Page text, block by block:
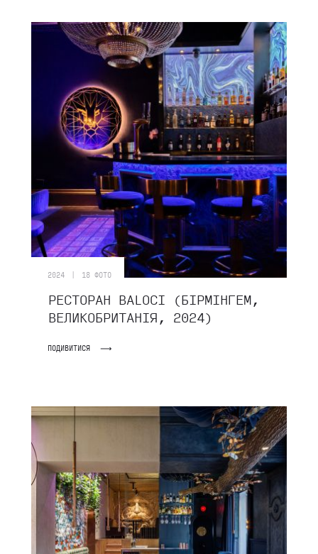
2024 | 18 ФОТО
РЕСТОРАН BALOCI (БІРМІНГЕМ,
ВЕЛИКОБРИТАНІЯ, 2024)
ПОДИВИТИСЯ